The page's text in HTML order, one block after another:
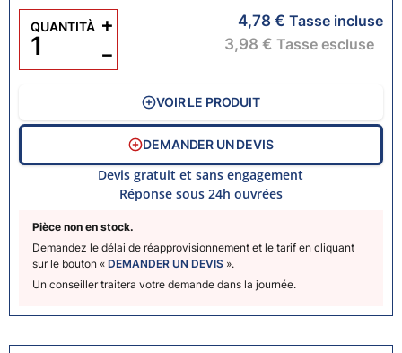
Pièce non en stock.
Demandez le délai de réapprovisionnement et le tarif en cliquant
sur le bouton « DEMANDER UN DEVIS ».
Un conseiller traitera votre demande dans la journée.
4,78 € Tasse incluse
3,98 € Tasse escluse
QUANTITÀ
−
+
VOIR LE PRODUIT
DEMANDER UN DEVIS
Devis gratuit et sans engagement
Réponse sous 24h ouvrées